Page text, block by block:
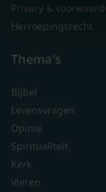
Privacy &
Herroepingsrecht
Thema's
Bijbel
Levensvragen
Opinie
Spiritualiteit
Kerk
Vieren